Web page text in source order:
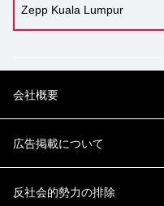
Zepp Kuala Lumpur
会社概要
広告掲載について
反社会的勢力の排除